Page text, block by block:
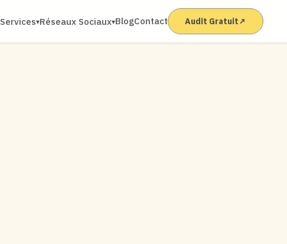
Services▾Réseaux Sociaux▾BlogContact Audit Gratuit↗